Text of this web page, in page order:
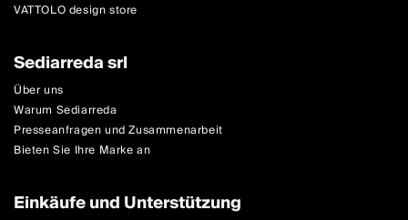
VATTOLO design store
Sediarreda srl
Über uns
Warum Sediarreda
Presseanfragen und Zusammenarbeit
Bieten Sie Ihre Marke an
Einkäufe und Unterstützung